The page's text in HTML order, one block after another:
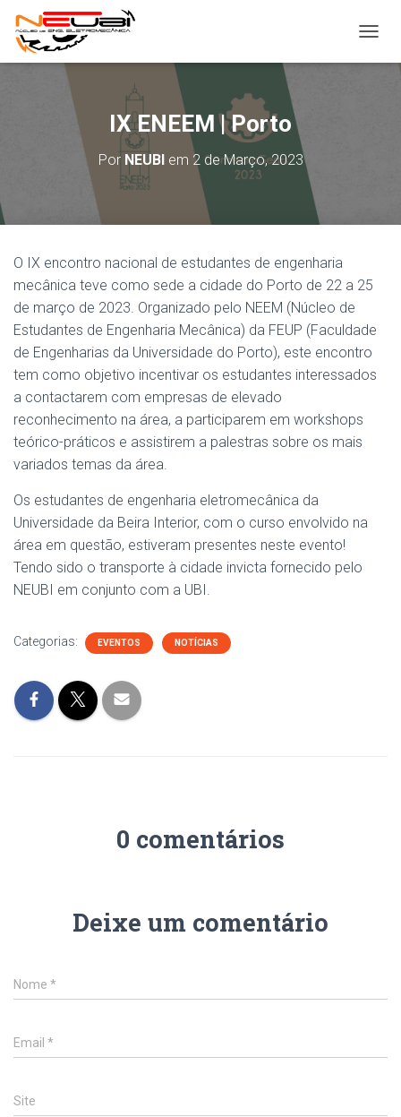
IX ENEEM | Porto
Por NEUBIem 2 de Março, 2023
O IX encontro nacional de estudantes de engenharia
mecânica teve como sede a cidade do Porto de 22 a 25
de março de 2023. Organizado pelo NEEM (Núcleo de
Estudantes de Engenharia Mecânica) da FEUP (Faculdade
de Engenharias da Universidade do Porto), este encontro
tem como objetivo incentivar os estudantes interessados
a contactarem com empresas de elevado
reconhecimento na área, a participarem em workshops
teórico-práticos e assistirem a palestras sobre os mais
variados temas da área.
Os estudantes de engenharia eletromecânica da
Universidade da Beira Interior, com o curso envolvido na
área em questão, estiveram presentes neste evento!
Tendo sido o transporte à cidade invicta fornecido pelo
NEUBI em conjunto com a UBI.
Categorias: EVENTOS NOTÍCIAS
0 comentários
Deixe um comentário
Nome *
Email *
Site